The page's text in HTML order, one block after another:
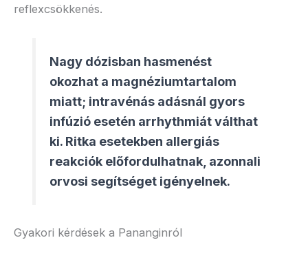
reflexcsökkenés.
Nagy dózisban hasmenést
okozhat a magnéziumtartalom
miatt; intravénás adásnál gyors
infúzió esetén arrhythmiát válthat
ki. Ritka esetekben allergiás
reakciók előfordulhatnak, azonnali
orvosi segítséget igényelnek.
Gyakori kérdések a Pananginról